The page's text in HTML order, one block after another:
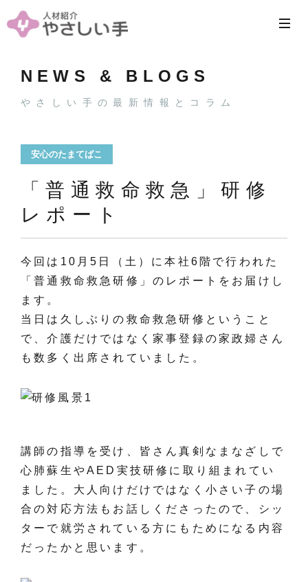
NEWS & BLOGS
やさしい手の最新情報とコラム
安心のたまてばこ
「普通救命救急」研修
レポート
今回は10月5日（土）に本社6階で行われた
「普通救命救急研修」のレポートをお届けし
ます。
当日は久しぶりの救命救急研修ということ
で、介護だけではなく家事登録の家政婦さん
も数多く出席されていました。
講師の指導を受け、皆さん真剣なまなざしで
心肺蘇生やAED実技研修に取り組まれてい
ました。大人向けだけではなく小さい子の場
合の対応方法もお話しくださったので、シッ
ターで就労されている方にもためになる内容
だったかと思います。